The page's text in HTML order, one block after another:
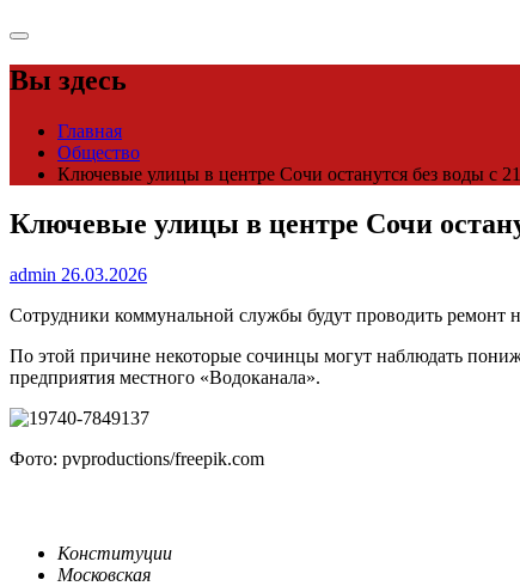
Вы здесь
Главная
Общество
Ключевые улицы в центре Сочи останутся без воды с
Ключевые улицы в центре Сочи
admin 26.03.2026
Сотрудники коммунальной службы будут проводить
По этой причине некоторые сочинцы могут наблюдать
предприятия местного «Водоканала».
Фото: pvproductions/freepik.com
Конституции
Московская